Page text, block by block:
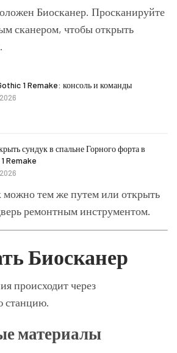
Биосканер. Просканируйте
сканером, чтобы открыть
1 Remake: консоль и команды
сундук в спальне Горного форта в
Remake
тем же путем или открыть
ремонтным инструментом.
Биосканер
происходит через
станцию.
материалы